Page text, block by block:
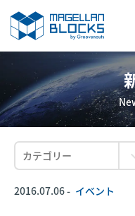
2016.07.06 - イベント